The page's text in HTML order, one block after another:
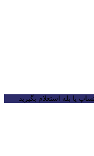
یا بله استعلام بگیرید